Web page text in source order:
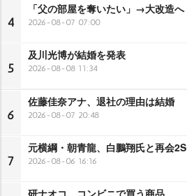
4
「父の部屋を奪いたい」→大改造へ
2026-08-07 07:00
5
及川光博が結婚を発表
2026-08-08 11:34
6
佐藤佳奈アナ、退社の理由は結婚
2026-08-07 20:48
7
元横綱・朝青龍、白鵬翔氏と再会2S
2026-08-06 16:16
研ナオコ、コンビニで買う商品